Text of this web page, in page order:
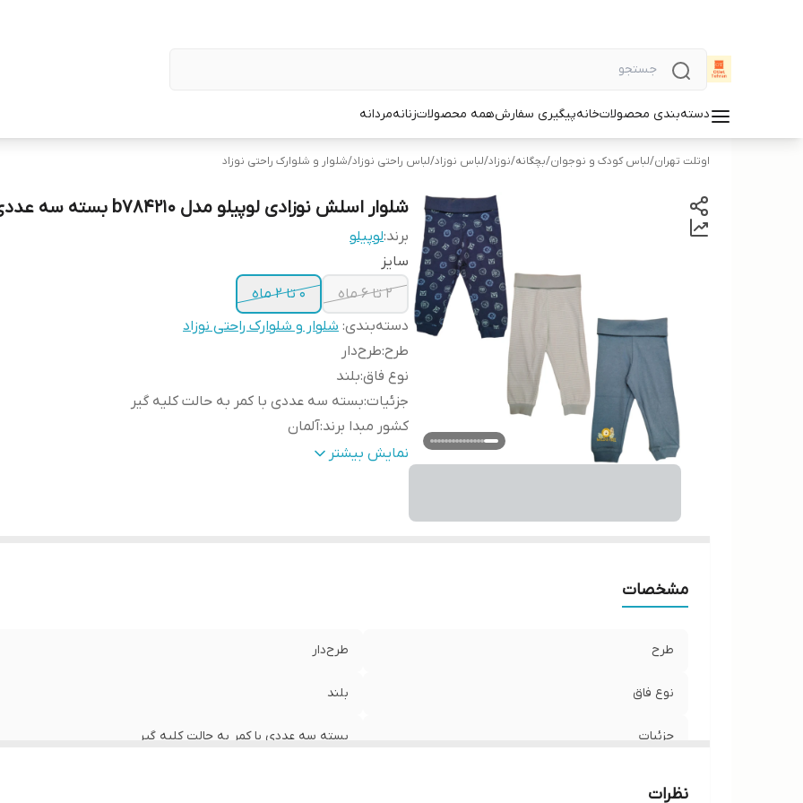
دسته‌بندی محصولاتخانهپیگیری سفارشهمه محصولاتزنانهمردانه
اوتلت تهران/لباس کودک و نوجوان/بچگانه/نوزاد/لباس نوزاد/لباس راحتی نوزاد/شلوار و شلوارک راحتی نوزاد
شلوار اسلش نوزادی لوپیلو مدل b784210 بسته سه عددی
برند:لوپیلو
سایز
2 تا 6 ماه
0 تا 2 ماه
دسته‌بندی: شلوار و شلوارک راحتی نوزاد
طرح:طرح‌دار
نوع فاق:بلند
جزئیات:بسته سه عددی با کمر به حالت کلیه گیر
کشور مبدا برند:آلمان
جنس نخ
نمایش بیشتر
مشخصات
طرح طرح‌دار
نوع فاق بلند
جزئیات بسته سه عددی با کمر به حالت کلیه گیر
نظرات